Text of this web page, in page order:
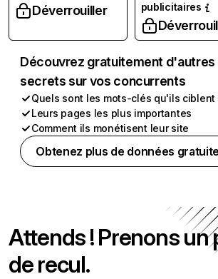
Déverrouiller
publicitaires
Découvrez gratuitement d'autres
secrets sur vos concurrents
Quels sont les mots-clés qu'ils ciblent
Leurs pages les plus importantes
Comment ils monétisent leur site
Obtenez plus de données
Attends ! Prenons un
de recul.